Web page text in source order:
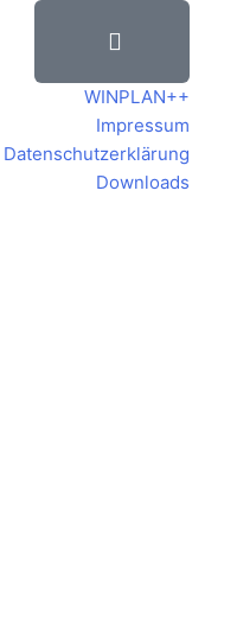
WINPLAN++
Impressum
Datenschutzerklärung
Downloads